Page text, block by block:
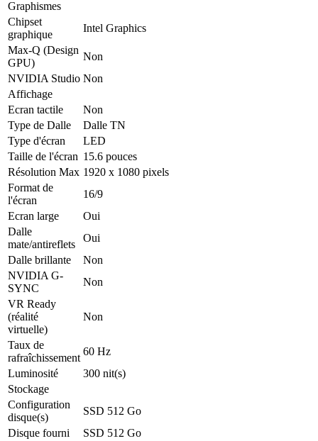
Graphismes
Chipset
graphique
Intel Graphics
Max-Q (Design
GPU)
Non
NVIDIA Studio Non
Affichage
Ecran tactile
Non
Type de Dalle
Dalle TN
Type d'écran
LED
Taille de l'écran 15.6 pouces
Résolution Max 1920 x 1080 pixels
Format de
l'écran
16/9
Ecran large
Oui
Dalle
mate/antireflets
Oui
Dalle brillante
Non
NVIDIA G-
SYNC
Non
VR Ready
(réalité
virtuelle)
Non
Taux de
rafraîchissement
60 Hz
Luminosité
300 nit(s)
Stockage
Configuration
disque(s)
SSD 512 Go
Disque fourni
SSD 512 Go